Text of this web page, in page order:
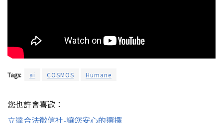
Tags: ai COSMOS Humane
您也許會喜歡：
立達合法徵信社-讓您安心的選擇